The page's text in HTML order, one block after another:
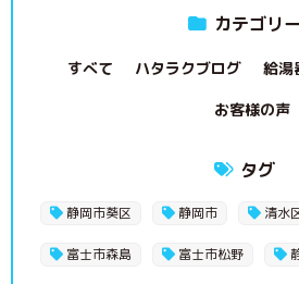
カテゴリー
すべて ハタラクブログ 給湯
お客様の声
タグ
静岡市葵区 静岡市 清水
富士市森島 富士市松野